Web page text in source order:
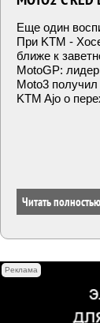
Еще один
При KTM -
ближе к
MotoGP:
Moto3
KTM Ajo о
Читать полностью
Реклама